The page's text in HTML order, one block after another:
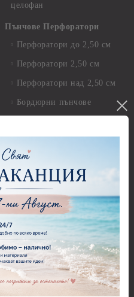
целофан
Пънчове Перфоратори
Перфоратори до 2,50 см
Перфоратори 2,50 см
Перфоратори над 2,50 см
Бордюрни пънчове
Фигури - кръгове, овали
Перфоратори - Сърца и
звезди
Перфоратори - Цветя, листа
и клонки
Перфоратори - Детски
Перфоратори - Животни
Перфоратори - Коледни и
Зимни